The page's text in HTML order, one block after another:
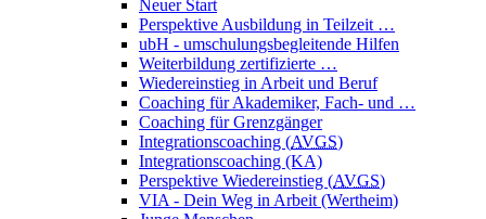
Neuer Start
Perspektive Ausbildung in Teilzeit …
ubH - umschulungsbegleitende Hilfen
Weiterbildung zertifizierte …
Wiedereinstieg in Arbeit und Beruf
Coaching für Akademiker, Fach- und …
Coaching für Grenzgänger
Integrationscoaching (AVGS)
Integrationscoaching (KA)
Perspektive Wiedereinstieg (AVGS)
VIA - Dein Weg in Arbeit (Wertheim)